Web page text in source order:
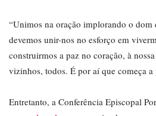
“Unimos na oração implorando o dom
devemos unir-nos no esforço em
construirmos a paz no coração, à
vizinhos, todos. É por aí que começa a
Entretanto, a Conferência Episcopal